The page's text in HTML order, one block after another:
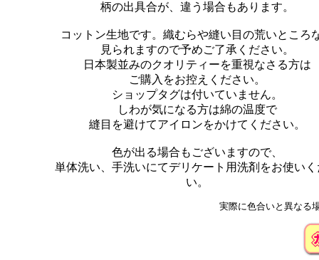
柄の出具合が、違う場合もあります。
コットン生地です。織むらや縫い目の荒いところ
見られますので予めご了承ください。
日本製並みのクオリティーを重視なさる方は
ご購入をお控えください。
ショップタグは付いていません。
しわが気になる方は綿の温度で
縫目を避けてアイロンをかけてください。
色が出る場合もございますので、
単体洗い、手洗いにてデリケート用洗剤をお使い
い。
実際に色合いと異なる